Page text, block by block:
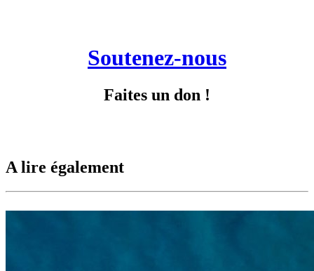
Soutenez-nous
Faites un don !
A lire également